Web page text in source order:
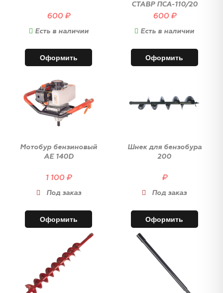
600 ₽
Есть в наличии
Оформить
СТАВР ПСА-110/20
600 ₽
Есть в наличии
Оформить
Мотобур бензиновый
АЕ 140D
1 100 ₽
Под заказ
Оформить
Шнек для бензобура
200
₽
Под заказ
Оформить